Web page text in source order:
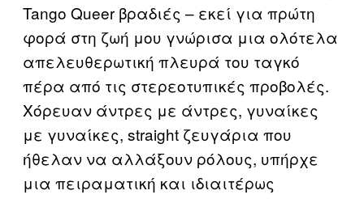
Tango Queer βραδιές – εκεί για πρώτη
φορά στη ζωή μου γνώρισα μια ολότελα
απελευθερωτική πλευρά του ταγκό
πέρα από τις στερεοτυπικές προβολές.
Χόρευαν άντρες με άντρες, γυναίκες
με γυναίκες, straight ζευγάρια που
ήθελαν να αλλάξουν ρόλους, υπήρχε
μια πειραματική και ιδιαιτέρως